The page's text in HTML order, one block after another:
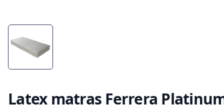
Latex matras Ferrera